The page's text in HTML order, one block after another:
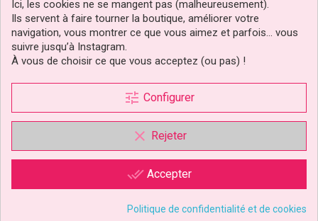
Dummys, supports en polystyrène
Dummys Rond
Dummys Carrés
Cônes en polystyrène
Boule polystyrène
Plateaux de présentation, cakeboards
Plateaux carrés
Ici, les cookies ne se mangent pas (malheureusement).
Ils servent à faire tourner la boutique, améliorer votre
navigation, vous montrer ce que vous aimez et parfois… vous
suivre jusqu’à Instagram.
À vous de choisir ce que vous acceptez (ou pas) !
tune Configurer
clear Rejeter
done_all Accepter
Politique de confidentialité et de cookies